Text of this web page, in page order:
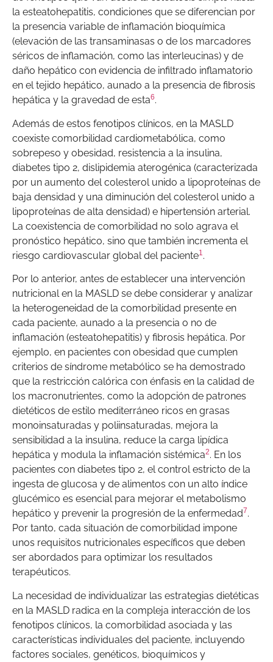
la esteatohepatitis, condiciones que se diferencian por
la presencia variable de inflamación bioquímica
(elevación de las transaminasas o de los marcadores
séricos de inflamación, como las interleucinas) y de
daño hepático con evidencia de infiltrado inflamatorio
en el tejido hepático, aunado a la presencia de fibrosis
hepática y la gravedad de esta6.
Además de estos fenotipos clínicos, en la MASLD
coexiste comorbilidad cardiometabólica, como
sobrepeso y obesidad, resistencia a la insulina,
diabetes tipo 2, dislipidemia aterogénica (caracterizada
por un aumento del colesterol unido a lipoproteínas de
baja densidad y una diminución del colesterol unido a
lipoproteínas de alta densidad) e hipertensión arterial.
La coexistencia de comorbilidad no solo agrava el
pronóstico hepático, sino que también incrementa el
riesgo cardiovascular global del paciente1 .
Por lo anterior, antes de establecer una intervención
nutricional en la MASLD se debe considerar y analizar
la heterogeneidad de la comorbilidad presente en
cada paciente, aunado a la presencia o no de
inflamación (esteatohepatitis) y fibrosis hepática. Por
ejemplo, en pacientes con obesidad que cumplen
criterios de síndrome metabólico se ha demostrado
que la restricción calórica con énfasis en la calidad de
los macronutrientes, como la adopción de patrones
dietéticos de estilo mediterráneo ricos en grasas
monoinsaturadas y poliinsaturadas, mejora la
sensibilidad a la insulina, reduce la carga lipídica
hepática y modula la inflamación sistémica2. En los
pacientes con diabetes tipo 2, el control estricto de la
ingesta de glucosa y de alimentos con un alto índice
glucémico es esencial para mejorar el metabolismo
hepático y prevenir la progresión de la enfermedad7.
Por tanto, cada situación de comorbilidad impone
unos requisitos nutricionales específicos que deben
ser abordados para optimizar los resultados
terapéuticos.
La necesidad de individualizar las estrategias dietéticas
en la MASLD radica en la compleja interacción de los
fenotipos clínicos, la comorbilidad asociada y las
características individuales del paciente, incluyendo
factores sociales, genéticos, bioquímicos y